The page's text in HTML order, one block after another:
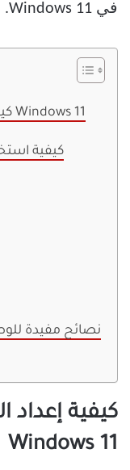
في Windows 11.
كيفية إعداد الوصول الصوتي في Windows 11
كيفية
نصائح مفيدة
كيفية
Windows 11